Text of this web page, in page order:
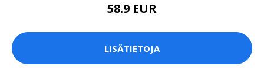
58.9 EUR
LISÄTIETOJA